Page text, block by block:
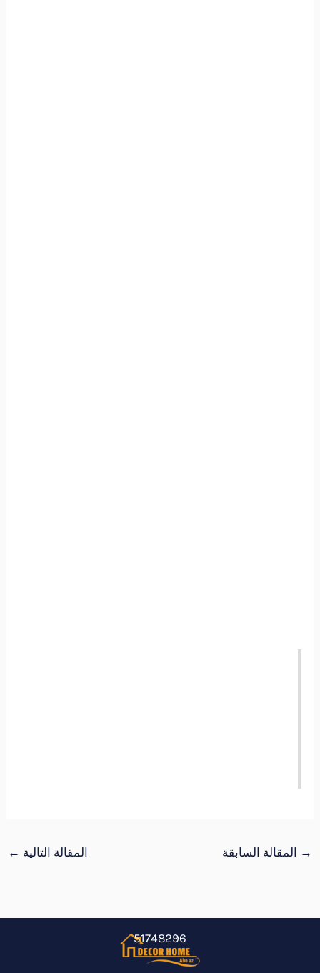
→ المقالة السابقة المقالة التالية ←
51748296